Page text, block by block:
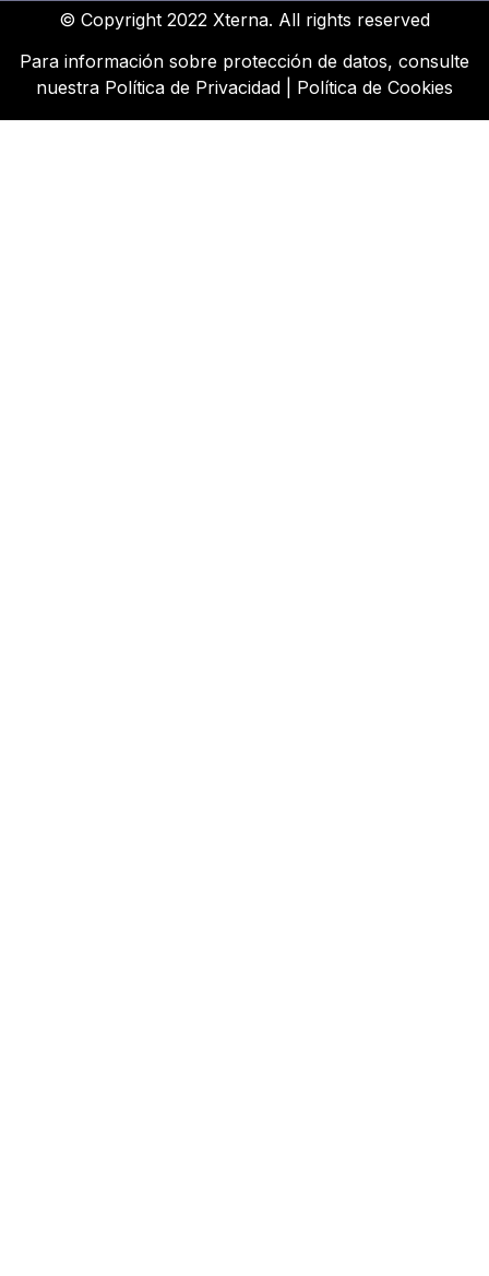
© Copyright 2022 Xterna. All rights reserved
Para información sobre protección de datos, consulte
nuestra Política de Privacidad Política de Cookies